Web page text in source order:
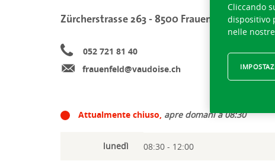
Zürcherstrasse 263 - 8500 Frauenfeld
052 721 81 40
frauenfeld@vaudoise.ch
Attualmente chiuso, apre domani a 08:30
lunedì 08:30 - 12:00
Cliccando
dispositivo
nelle